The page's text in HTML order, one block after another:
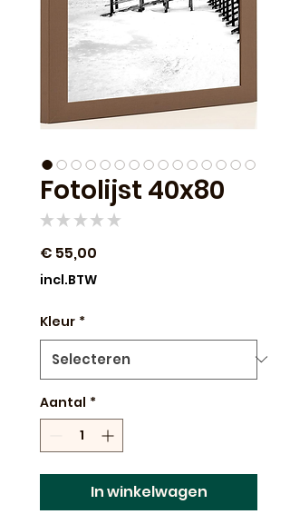
Fotolijst 40x80
★ ★ ★ ★ ★
€ 55,00
incl.BTW
Kleur *
Aantal *
In winkelwagen